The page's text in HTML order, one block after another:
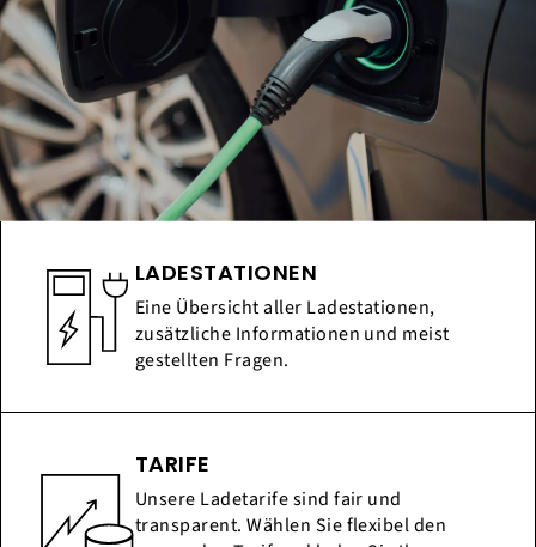
LADESTATIONEN
Eine Übersicht aller Ladestationen,
zusätzliche Informationen und meist
gestellten Fragen.
TARIFE
Unsere Ladetarife sind fair und
transparent. Wählen Sie flexibel den